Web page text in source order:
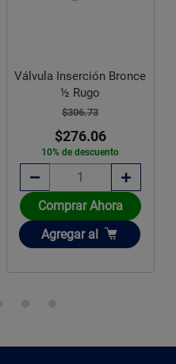
Válvula Globo Tuboplus
Rotoplas 25 mm con
Maneral
$440.00
$387.20
12% de descuento
Disponible sobre pedido
Agotado